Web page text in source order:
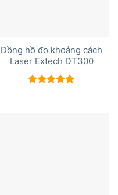
Đồng hồ đo khoảng cách
Laser Extech DT300